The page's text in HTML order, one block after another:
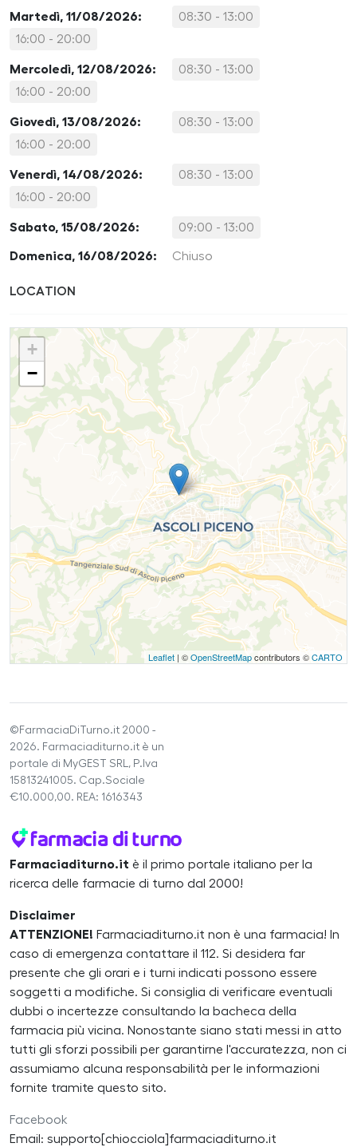
Martedì, 11/08/2026:
08:30 - 13:00
16:00 - 20:00
Mercoledì, 12/08/2026:
08:30 - 13:00
16:00 - 20:00
Giovedì, 13/08/2026:
08:30 - 13:00
16:00 - 20:00
Venerdì, 14/08/2026:
08:30 - 13:00
16:00 - 20:00
Sabato, 15/08/2026: 09:00 - 13:00
Domenica, 16/08/2026: Chiuso
LOCATION
+
−
Leaflet | ©OpenStreetMapcontributors ©CARTO
©FarmaciaDiTurno.it 2000 -
2026. Farmaciaditurno.it è un
portale di MyGEST SRL, P.Iva
15813241005. Cap.Sociale
€10.000,00. REA: 1616343
Farmaciaditurno.it è il primo portale italiano per la
ricerca delle farmacie di turno dal 2000!
Disclaimer
ATTENZIONE! Farmaciaditurno.it non è una farmacia! In
caso di emergenza contattare il 112. Si desidera far
presente che gli orari e i turni indicati possono essere
soggetti a modifiche. Si consiglia di verificare eventuali
dubbi o incertezze consultando la bacheca della
farmacia più vicina. Nonostante siano stati messi in atto
tutti gli sforzi possibili per garantirne l'accuratezza, non ci
assumiamo alcuna responsabilità per le informazioni
fornite tramite questo sito.
Facebook
Email: supporto[chiocciola]farmaciaditurno.it